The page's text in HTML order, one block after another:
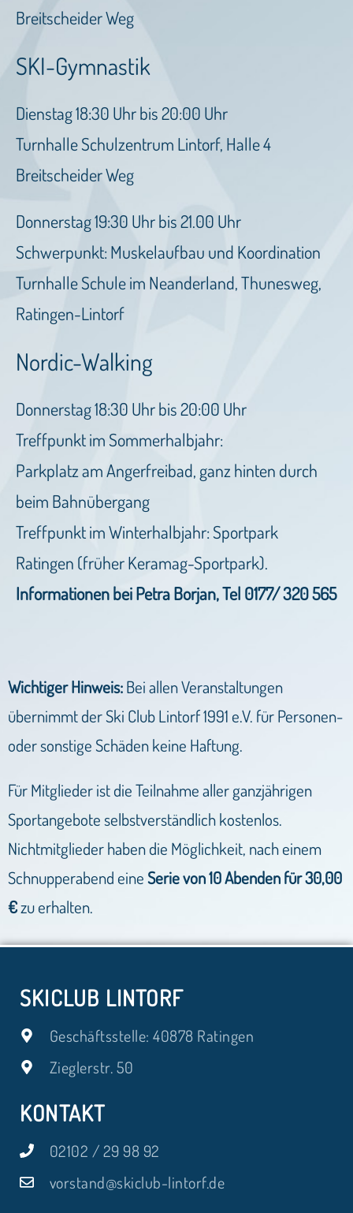
Breitscheider Weg
SKI-Gymnastik
Dienstag 18:30 Uhr bis 20:00 Uhr
Turnhalle Schulzentrum Lintorf, Halle 4
Breitscheider Weg
Donnerstag 19:30 Uhr bis 21.00 Uhr
Schwerpunkt: Muskelaufbau und Koordination
Turnhalle Schule im Neanderland, Thunesweg,
Ratingen-Lintorf
Nordic-Walking
Donnerstag 18:30 Uhr bis 20:00 Uhr
Treffpunkt im Sommerhalbjahr:
Parkplatz am Angerfreibad, ganz hinten durch
beim Bahnübergang
Treffpunkt im Winterhalbjahr: Sportpark
Ratingen (früher Keramag-Sportpark).
Informationen bei Petra Borjan, Tel 0177/ 320 565
Wichtiger Hinweis:Bei allen Veranstaltungen
übernimmt der Ski Club Lintorf 1991 e.V. für Personen-
oder sonstige Schäden keine Haftung.
Für Mitglieder ist die Teilnahme aller ganzjährigen
Sportangebote selbstverständlich kostenlos.
Nichtmitglieder haben die Möglichkeit, nach einem
Schnupperabend eineSerie von 10 Abenden für 30,00
€zu erhalten.
SKICLUB LINTORF
Geschäftsstelle: 40878 Ratingen
Zieglerstr. 50
KONTAKT
02102 / 29 98 92
vorstand@skiclub-lintorf.de